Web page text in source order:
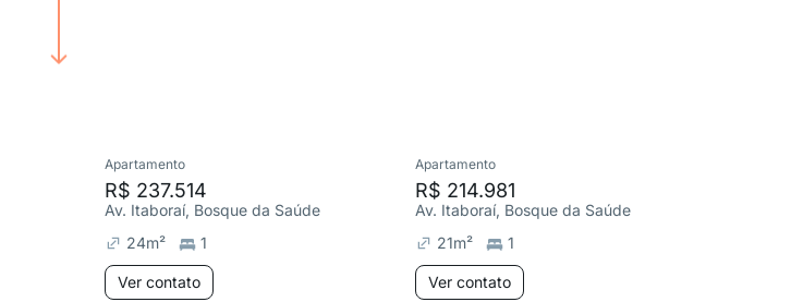
Apartamento
R$ 237.514
Av. Itaboraí, Bosque da Saúde
24m² 1
Ver contato
Apartamento
R$ 214.981
Av. Itaboraí, Bosque da Saúde
21m² 1
Ver contato